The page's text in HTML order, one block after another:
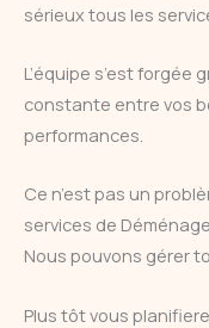
sérieux tous les
L’équipe s’est forgée
constante entre vos
performances.
Ce n’est pas un
services de
Nous pouvons gérer
Plus tôt vous